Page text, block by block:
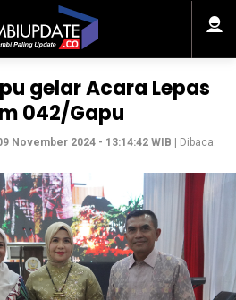
gelar Acara Lepas
042/Gapu
November 2024 - 13:14:42 WIB | Dibaca: